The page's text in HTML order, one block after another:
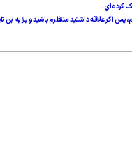
کرده اي.
اگر علاقه داشتيد منتظرم باشيد و باز به اين